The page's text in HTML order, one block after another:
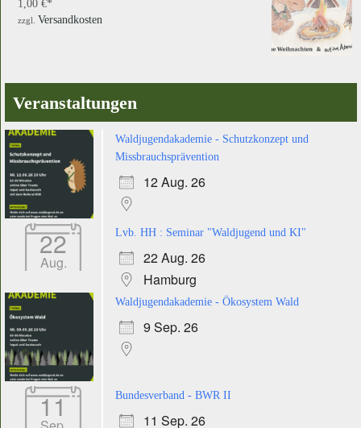
1,00 €
zzgl. Versandkosten
Veranstaltungen
Waldjugendakademie - Schutzkonzept und
Missbrauchsprävention
12 Aug. 26
22
Aug.
Lvb. HH : Seminar "Waldjugend und KI"
22 Aug. 26
Hamburg
Waldjugendakademie - Ökosystem Wald
9 Sep. 26
11 Bundesverband - BWR II
11 Sep. 26